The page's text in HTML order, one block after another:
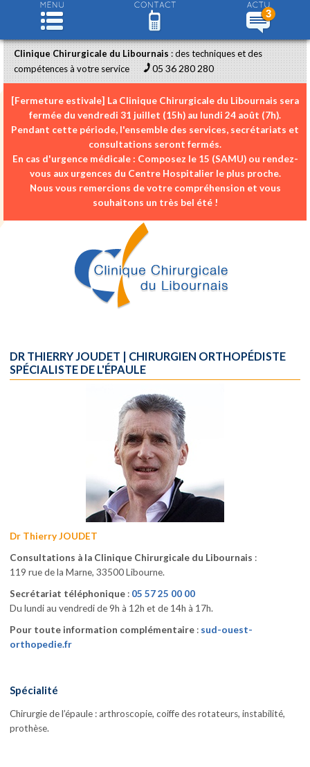
Clinique Chirurgicale du Libournais: des techniques et des
compétences à votre service
05 36 280 280
[Fermeture estivale] La Clinique Chirurgicale du Libournais sera
fermée du vendredi 31 juillet (15h) au lundi 24 août (7h).
Pendant cette période, l'ensemble des services, secrétariats et
consultations seront fermés.
En cas d'urgence médicale : Composez le 15 (SAMU)ou rendez-
vous aux urgences du Centre Hospitalier le plus proche.
Nous vous remercions de votre compréhension et vous
souhaitons un très bel été !
DR THIERRY JOUDET | CHIRURGIEN ORTHOPÉDISTE
SPÉCIALISTE DE L'ÉPAULE
Dr Thierry JOUDET
Consultations à la Clinique Chirurgicale du Libournais :
119 rue de la Marne, 33500 Libourne.
Secrétariat téléphonique: 05 57 25 00 00
Du lundi au vendredi de 9h à 12h et de 14h à 17h.
Pour toute information complémentaire : sud-ouest-
orthopedie.fr
Spécialité
Chirurgie de l’épaule : arthroscopie, coiffe des rotateurs, instabilité,
prothèse.
3